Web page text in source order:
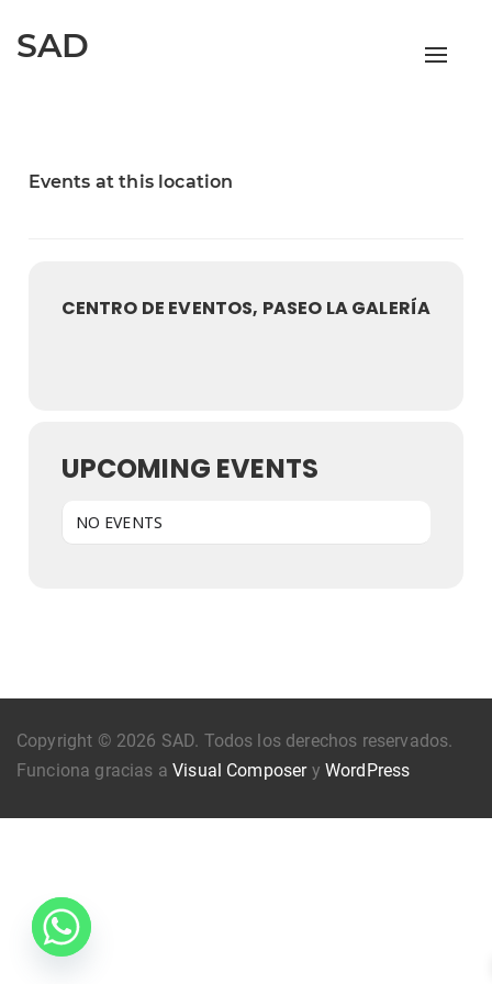
SAD
Events at this location
CENTRO DE EVENTOS, PASEO LA GALERÍA
UPCOMING EVENTS
NO EVENTS
Copyright © 2026 SAD. Todos los derechos reservados.
Funciona gracias aVisual Composery WordPress